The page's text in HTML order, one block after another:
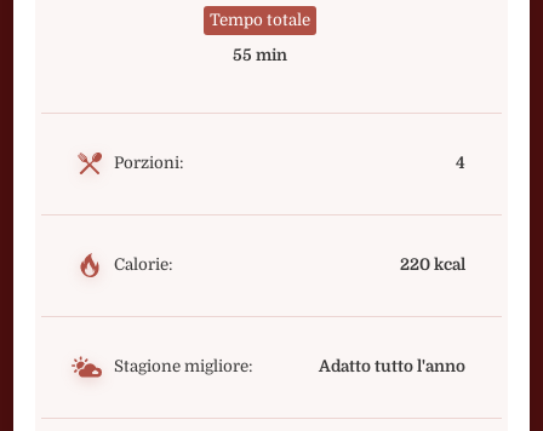
Tempo totale
55 min
Porzioni: 4
Calorie: 220 kcal
Stagione migliore: Adatto tutto l'anno